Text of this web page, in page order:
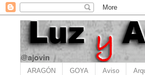
ARAGÓN GOYA Aviso